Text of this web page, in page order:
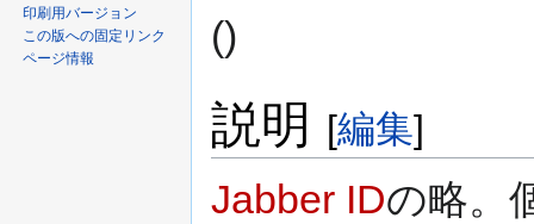
シ
に
移
動()
説明 [編集]
Jabber IDの略。
印刷用バージョン
この版への固定リンク
ページ情報